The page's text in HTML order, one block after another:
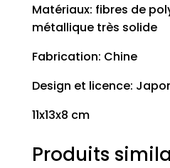
Totoro
Matériaux: fibres de
métallique très solide
Fabrication: Chine
Design et licence:
11x13x8 cm
Produits